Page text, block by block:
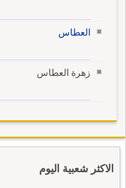
العطاس
زهرة العطاس
الاكثر شعبية اليوم